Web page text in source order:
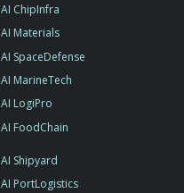
AI ChipInfra
AI Materials
AI SpaceDefense
AI MarineTech
AI LogiPro
AI FoodChain
AI Shipyard
AI PortLogistics